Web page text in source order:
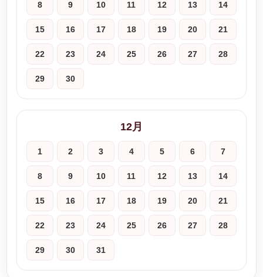
8 9 10 11 12 13 14
15 16 17 18 19 20 21
22 23 24 25 26 27 28
29 30
12月
1 2 3 4 5 6 7
8 9 10 11 12 13 14
15 16 17 18 19 20 21
22 23 24 25 26 27 28
29 30 31